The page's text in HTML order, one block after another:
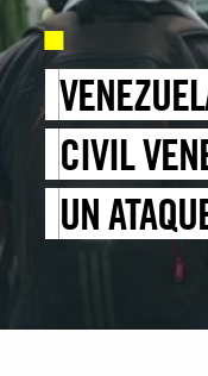
CIVIL
UN